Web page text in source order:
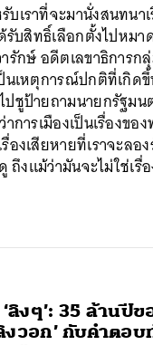
บเราที่จะมานั่งสนทนา
รับสิทธิ์เลือกตั้งไปหม
รักษ์ อดีตเลขาธิการก
นเหตุการณ์ปกติที่เกิด
ชูป้ายถามนายกรัฐมน
การเมืองเป็นเรื่องขอ
องเสียหายที่เราจะล
ถึงแม้ว่ามันจะไม่ใช่เ
‘ลิงๆ’: 35 ล้านปี
งวอก’ กับคำตอบ